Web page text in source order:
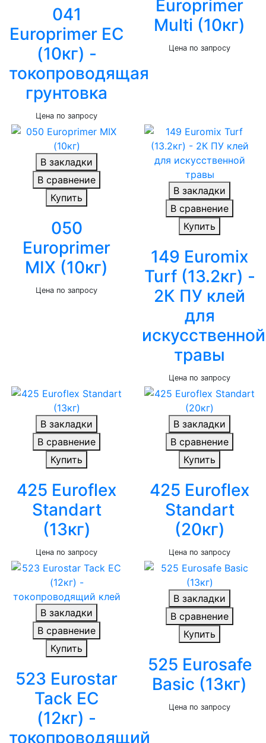
041
Europrimer EC
(10кг) -
токопроводящая
грунтовка
Цена по запросу
Europrimer
Multi (10кг)
Цена по запросу
В закладки
В сравнение
Купить
050
Europrimer
MIX (10кг)
Цена по запросу
В закладки
В сравнение
Купить
149 Euromix
Turf (13.2кг) -
2К ПУ клей
для
искусственной
травы
Цена по запросу
В закладки
В сравнение
Купить
425 Euroflex
Standart
(13кг)
Цена по запросу
В закладки
В сравнение
Купить
425 Euroflex
Standart
(20кг)
Цена по запросу
В закладки
В сравнение
Купить
523 Eurostar
Tack EC
(12кг) -
токопроводящий
В закладки
В сравнение
Купить
525 Eurosafe
Basic (13кг)
Цена по запросу